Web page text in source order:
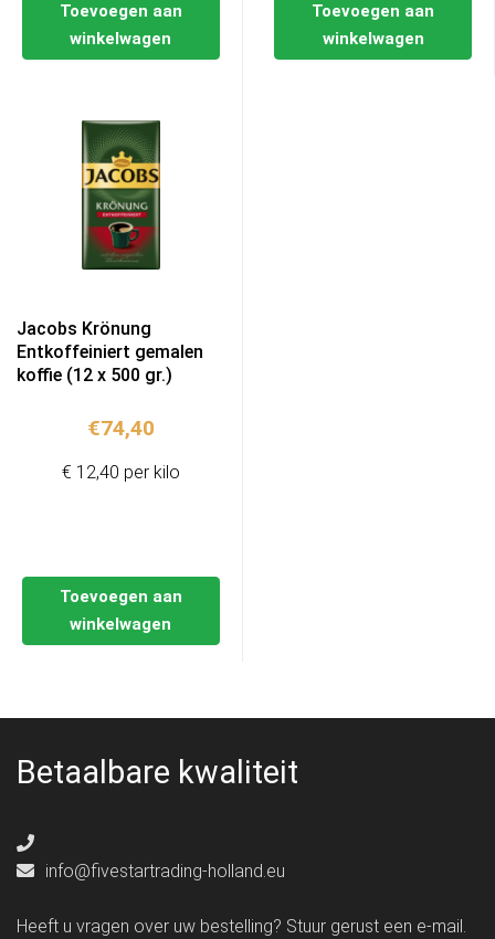
Toevoegen aan
winkelwagen
Toevoegen aan
winkelwagen
Jacobs Krönung
Entkoffeiniert gemalen
koffie (12 x 500 gr.)
€74,40
Toevoegen aan
winkelwagen
€ 12,40 per kilo
Betaalbare kwaliteit
info@fivestartrading-holland.eu
Heeft u vragen over uw bestelling? Stuur gerust een e-mail.